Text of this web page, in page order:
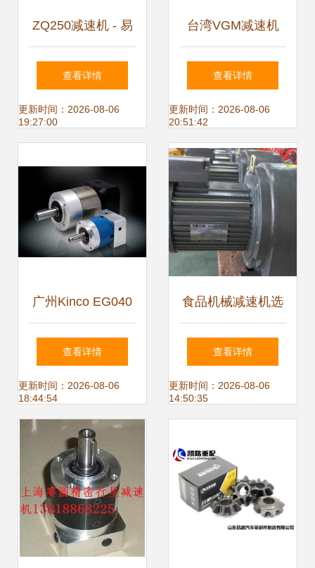
ZQ250减速机 - 易
展工控展览网
查看详情
更新时间：2026-08-06
19:27:00
台湾VGM减速机
行星减速机在升降
设备中的卓越应用
查看详情
更新时间：2026-08-06
20:51:42
广州Kinco EG040
低背隙伺服专用减
速电机 产品规格参
数及换向器说明
查看详情
更新时间：2026-08-06
18:44:54
食品机械减速机选
购指南 价格、批发
渠道、厂家与换向
查看详情
更新时间：2026-08-06
14:50:35